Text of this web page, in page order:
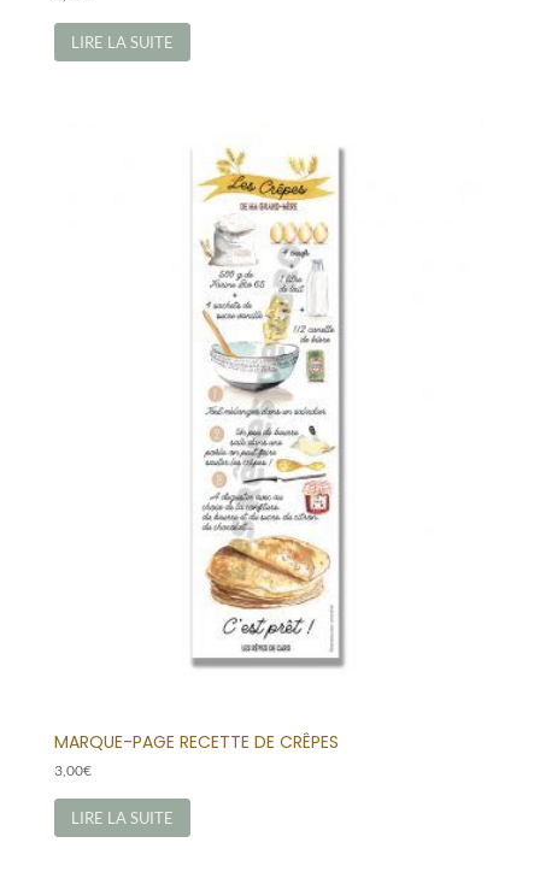
LIRE LA SUITE
MARQUE-PAGE RECETTE DE CRÊPES
3,00€
LIRE LA SUITE